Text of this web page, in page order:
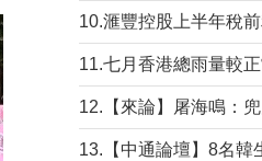
10.滙豐控股上半年稅
11.七月香港總雨量較